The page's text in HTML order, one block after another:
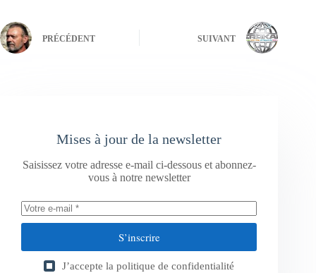
PRÉCÉDENT SUIVANT
Mises à jour de la newsletter
Saisissez votre adresse e-mail ci-dessous et abonnez-
vous à notre newsletter
S’inscrire
J’accepte la politique de confidentialité